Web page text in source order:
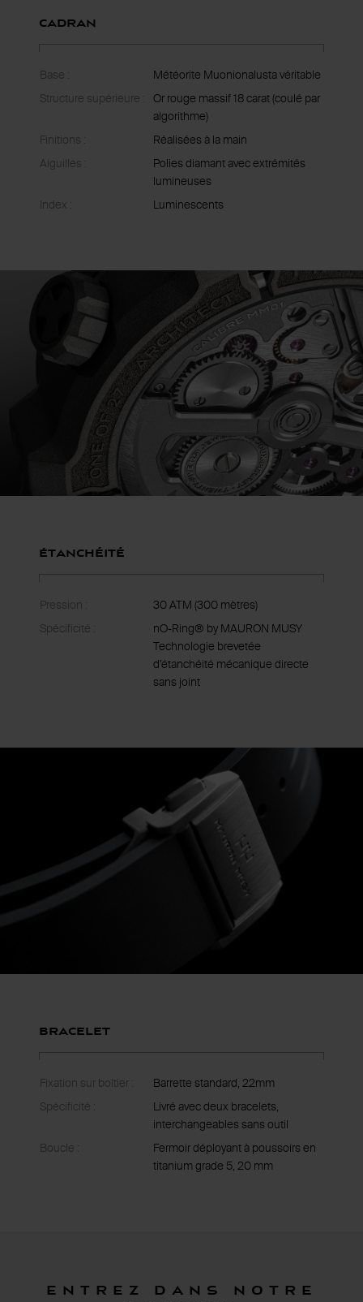
Cadran
Base :
Météorite Muonionalusta véritable
Structure supérieure :
Or rouge massif 18 carat (coulé par
algorithme)
Finitions :
Réalisées à la main
Aiguilles :
Polies diamant avec extrémités
lumineuses
Index :
Luminescents
Étanchéité
Pression :
30 ATM (300 mètres)
Spécificité :
nO-Ring® by MAURON MUSY
Technologie brevetée
d’étanchéité mécanique directe
sans joint
Bracelet
Fixation sur boîtier :
Barrette standard, 22mm
Spécificité :
Livré avec deux bracelets,
interchangeables sans outil
Boucle :
Fermoir déployant à poussoirs en
titanium grade 5, 20 mm
Entrez dans notre